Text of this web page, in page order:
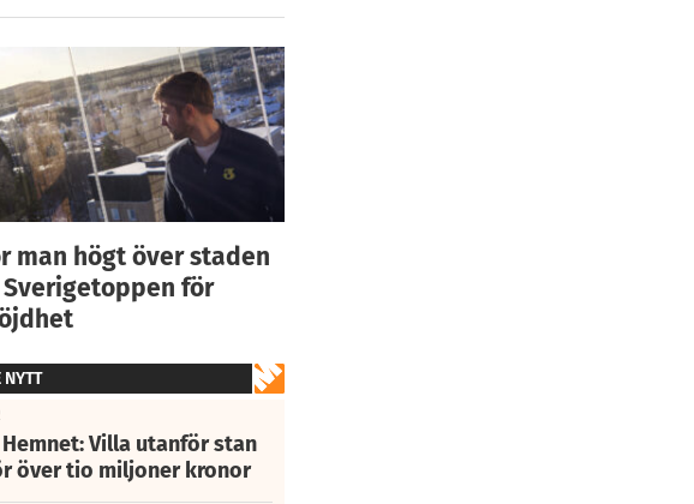
man högt över staden
Sverigetoppen för
NYTT
Hemnet: Villa utanför stan
över tio miljoner kronor